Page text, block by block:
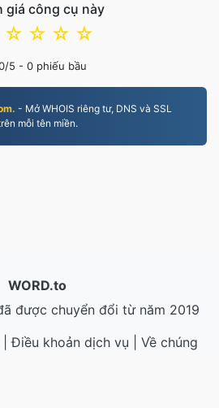
giá công cụ này
☆
☆
☆
☆
/5 - 0phiếu bầu
- Mở WHOIS riêng tư, DNS và SSL
mỗi tên miền.
WORD.to
được chuyển đổi từ năm 2019
|Điều khoản dịch vụ
Về chúng